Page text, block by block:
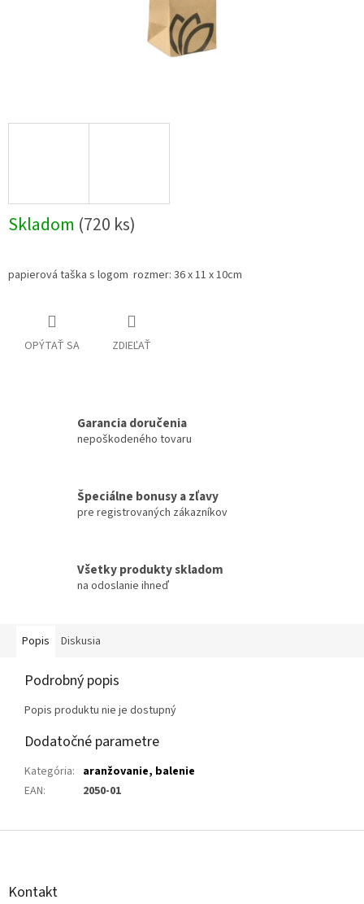
Skladom (720 ks)
papierová taška s logom rozmer: 36 x 11 x 10cm
OPÝTAŤ SA ZDIEĽAŤ
Garancia doručenia
nepoškodeného tovaru
Špeciálne bonusy a zľavy
pre registrovaných zákazníkov
Všetky produkty skladom
na odoslanie ihneď
Popis Diskusia
Podrobný popis
Popis produktu nie je dostupný
Dodatočné parametre
Kategória: aranžovanie, balenie
EAN: 2050-01
Z
Kontakt